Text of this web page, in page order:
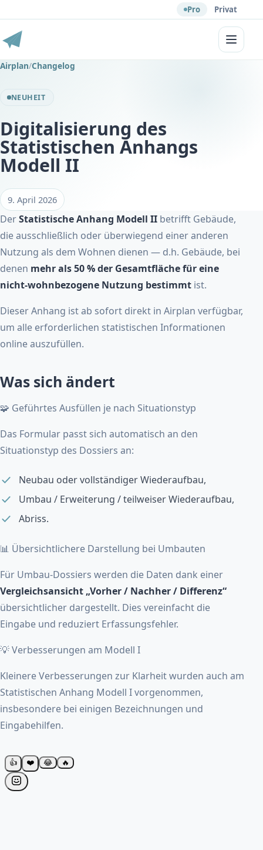
Pro Privat
Menü
Airplan/Changelog
NEUHEIT
Digitalisierung des
Statistischen Anhangs
Modell II
9. April 2026
DerStatistische Anhang Modell II betrifft Gebäude,
die ausschließlich oder überwiegend einer anderen
Nutzung als dem Wohnen dienen — d.h. Gebäude, bei
denen mehr als 50 % der Gesamtfläche für eine
nicht-wohnbezogene Nutzung bestimmt ist.
Dieser Anhang ist ab sofort direkt in Airplan verfügbar,
um alle erforderlichen statistischen Informationen
online auszufüllen.
Was sich ändert
🧩 Geführtes Ausfüllen je nach Situationstyp
Das Formular passt sich automatisch an den
Situationstyp des Dossiers an:
Neubau oder vollständiger Wiederaufbau,
Umbau / Erweiterung / teilweiser Wiederaufbau,
Abriss.
📊 Übersichtlichere Darstellung bei Umbauten
Für Umbau-Dossiers werden die Daten dank einer
Vergleichsansicht „Vorher / Nachher / Differenz“
übersichtlicher dargestellt. Dies vereinfacht die
Eingabe und reduziert Erfassungsfehler.
💡 Verbesserungen am Modell I
Kleinere Verbesserungen zur Klarheit wurden auch am
Statistischen Anhang Modell I vorgenommen,
insbesondere bei einigen Bezeichnungen und
Eingabehilfen.